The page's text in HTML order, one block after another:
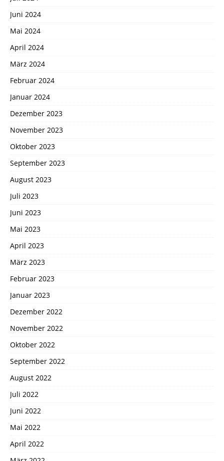
Juni 2024
Mai 2024
April 2024
März 2024
Februar 2024
Januar 2024
Dezember 2023
November 2023
Oktober 2023
September 2023
August 2023
Juli 2023
Juni 2023
Mai 2023
April 2023
März 2023
Februar 2023
Januar 2023
Dezember 2022
November 2022
Oktober 2022
September 2022
August 2022
Juli 2022
Juni 2022
Mai 2022
April 2022